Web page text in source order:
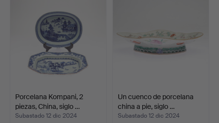
Porcelana Kompani, 2
piezas, China, siglo …
Subastado 12 dic 2024
Un cuenco de porcelana
china a pie, siglo …
Subastado 12 dic 2024